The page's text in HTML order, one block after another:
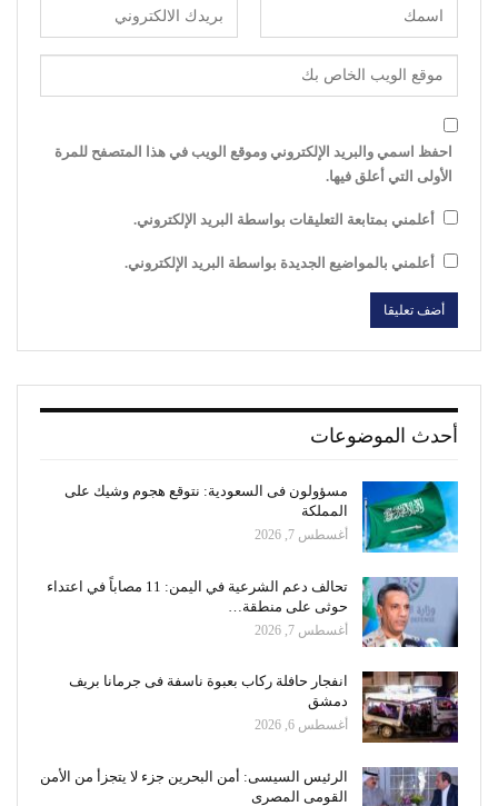
احفظ اسمي والبريد الإلكتروني وموقع الويب في هذا المتصفح للمرة
الأولى التي أعلق فيها.
أعلمني بمتابعة التعليقات بواسطة البريد الإلكتروني.
أعلمني بالمواضيع الجديدة بواسطة البريد الإلكتروني.
أحدث الموضوعات
مسؤولون فى السعودية: نتوقع هجوم وشيك على
المملكة
أغسطس 7, 2026
تحالف دعم الشرعية في اليمن: 11 مصاباً في اعتداء
حوثى على منطقة…
أغسطس 7, 2026
انفجار حافلة ركاب بعبوة ناسفة فى جرمانا بريف
دمشق
أغسطس 6, 2026
الرئيس السيسى: أمن البحرين جزء لا يتجزأ من الأمن
القومى المصرى